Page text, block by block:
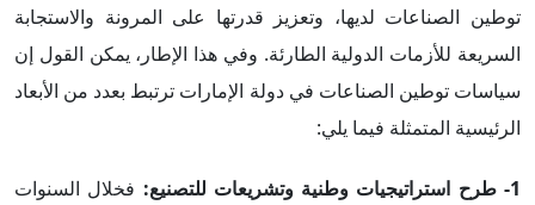
توطين الصناعات لديها، وتعزيز قدرتها على المرونة والاستجابة
السريعة للأزمات الدولية الطارئة. وفي هذا الإطار، يمكن القول إن
سياسات توطين الصناعات في دولة الإمارات ترتبط بعدد من الأبعاد
الرئيسية المتمثلة فيما يلي:
1- طرح استراتيجيات وطنية وتشريعات للتصنيع: فخلال السنوات